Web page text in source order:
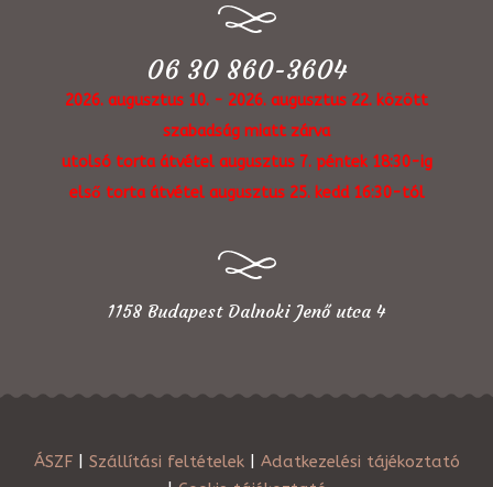
06 30 860-3604
2026. augusztus 10. - 2026. augusztus 22. között
szabadság miatt zárva
utolsó torta átvétel augusztus 7. péntek 18:30-ig
első torta átvétel augusztus 25. kedd 16:30-tól
1158 Budapest Dalnoki Jenő utca 4
ÁSZF| Szállítási feltételek| Adatkezelési tájékoztató